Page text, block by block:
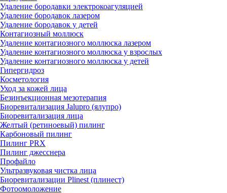
Удаление бородавки электрокоагуляцией
Удаление бородавок лазером
Удаление бородавок у детей
Контагиозный моллюск
Удаление контагиозного моллюска лазером
Удаление контагиозного моллюска у взрослых
Удаление контагиозного моллюска у детей
Гипергидроз
Косметология
Уход за кожей лица
Безинъекционная мезотерапия
Биоревитализация Jalupro (ялупро)
Биоревитализация лица
Желтый (ретиноевый) пилинг
Карбоновый пилинг
Пилинг PRX
Пилинг джесснера
Профайло
Ультразвуковая чистка лица
Биоревитализации Plinest (плинест)
Фотоомоложение